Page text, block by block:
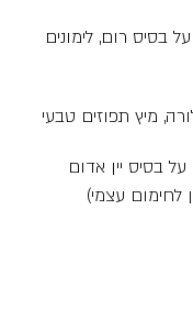
בסיס רום, לימונים
על בסיס יין אדום
לחימום עצמי)